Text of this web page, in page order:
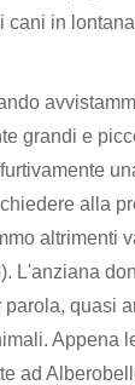
cani in
grandi e
alla
altrimenti
L'anziana
quasi
Appena
ad